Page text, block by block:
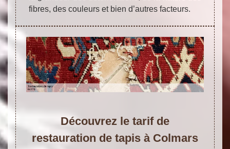
fibres, des couleurs et bien d’autres facteurs.
Découvrez le tarif de
restauration de tapis à Colmars